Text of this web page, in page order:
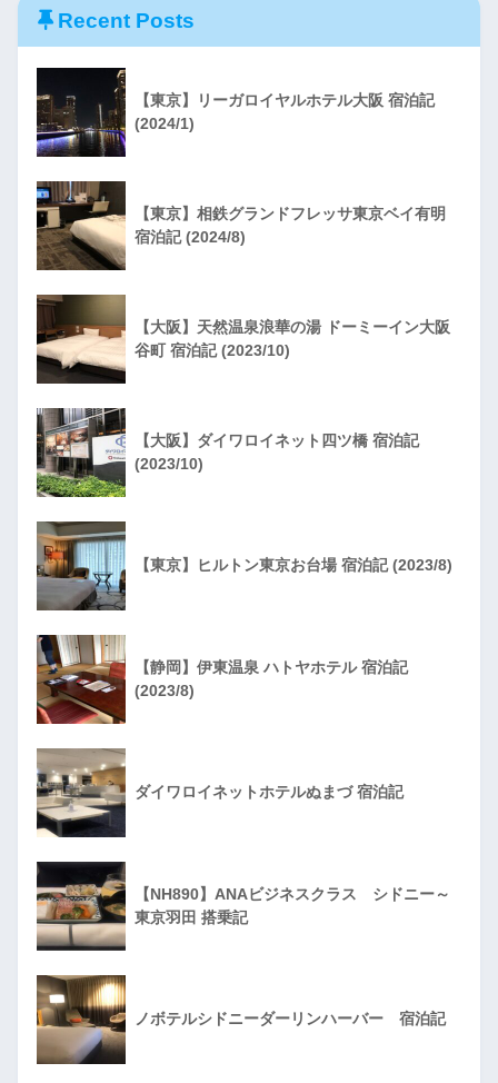
Recent Posts
【東京】リーガロイヤルホテル大阪 宿泊記
(2024/1)
【東京】相鉄グランドフレッサ東京ベイ有明
宿泊記 (2024/8)
【大阪】天然温泉浪華の湯 ドーミーイン大阪
谷町 宿泊記 (2023/10)
【大阪】ダイワロイネット四ツ橋 宿泊記
(2023/10)
【東京】ヒルトン東京お台場 宿泊記 (2023/8)
【静岡】伊東温泉 ハトヤホテル 宿泊記
(2023/8)
ダイワロイネットホテルぬまづ 宿泊記
【NH890】ANAビジネスクラス シドニー～
東京羽田 搭乗記
ノボテルシドニーダーリンハーバー 宿泊記